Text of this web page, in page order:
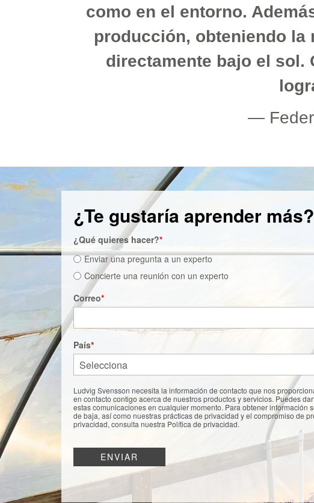
como en el entorno.
producción, obteniendo la
directamente bajo el sol.
—
¿Te gustaría aprender más?
¿Qué quieres hacer?*
Enviar una pregunta a un experto
Concierte una reunión con un experto
Correo*
País*
Ludvig Svensson necesita la información de contacto que nos
en contacto contigo acerca de nuestros productos y servicios. Puedes
estas comunicaciones en cualquier momento. Para obtener información
de baja, así como nuestras prácticas de privacidad y el compromiso de
privacidad, consulta nuestra Política de privacidad.